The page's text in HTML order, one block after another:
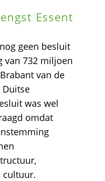
Essent
geen besluit
van 732 miljoen
van de
Duitse
was wel
omdat
cultuur.